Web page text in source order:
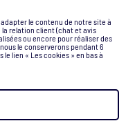
le contenu de notre site à
la relation client (chat et avis
ou encore pour réaliser des
le conserverons pendant 6
lien « Les cookies » en bas à